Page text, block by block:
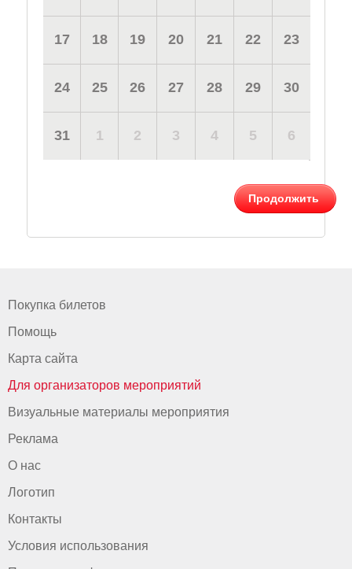
17 18 19 20 21 22 23
24 25 26 27 28 29 30
31 1 2 3 4 5 6
Продолжить
Покупка билетов
Помощь
Карта сайта
Для организаторов мероприятий
Визуальные материалы мероприятия
Реклама
О нас
Логотип
Контакты
Условия использования